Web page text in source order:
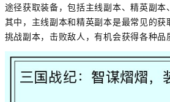
途径获取装备，包括主线副本、精英副本
其中，主线副本和精英副本是最常见的
挑战副本，击败敌人，有机会获得各种品